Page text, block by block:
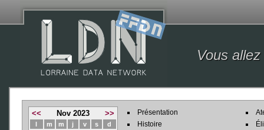
Vous
<< Nov 2023 >>
l m m j v s
d
Présentation
Histoire